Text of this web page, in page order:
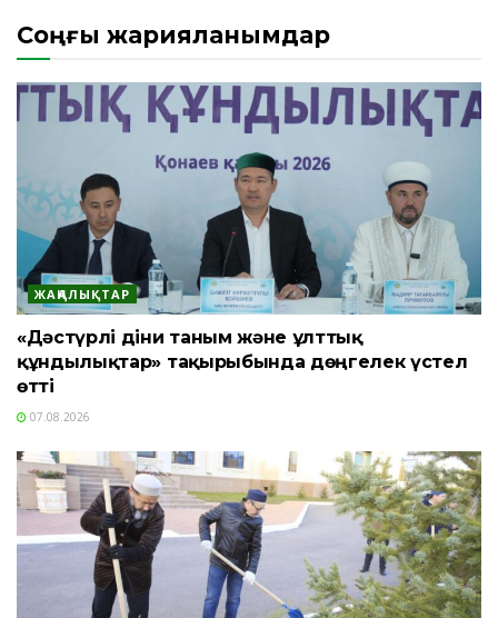
Соңғы жарияланымдар
ЖАҢАЛЫҚТАР
«Дәстүрлі діни таным және ұлттық
құндылықтар» тақырыбында дөңгелек үстел
өтті
07.08.2026